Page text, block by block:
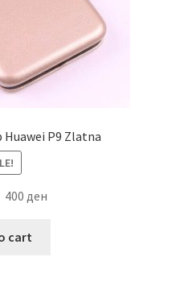
P9 Zlatna
400 ден
cart